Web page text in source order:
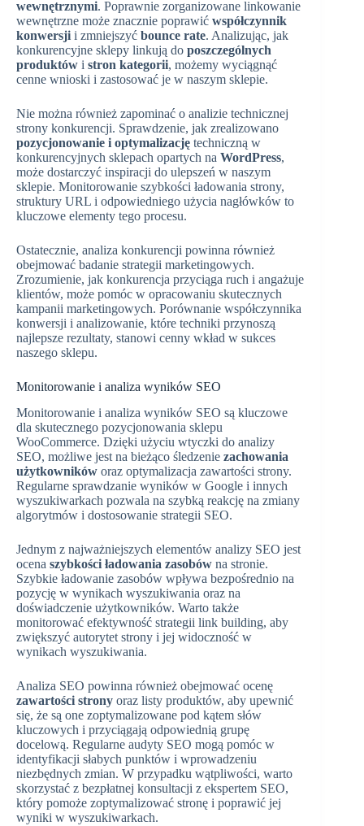
wewnętrznymi. Poprawnie zorganizowane linkowanie
wewnętrzne może znacznie poprawić współczynnik
konwersji i zmniejszyć bounce rate. Analizując, jak
konkurencyjne sklepy linkują do poszczególnych
produktów i stron kategorii, możemy wyciągnąć
cenne wnioski i zastosować je w naszym sklepie.
Nie można również zapominać o analizie technicznej
strony konkurencji. Sprawdzenie, jak zrealizowano
pozycjonowanie i optymalizację techniczną w
konkurencyjnych sklepach opartych na WordPress,
może dostarczyć inspiracji do ulepszeń w naszym
sklepie. Monitorowanie szybkości ładowania strony,
struktury URL i odpowiedniego użycia nagłówków to
kluczowe elementy tego procesu.
Ostatecznie, analiza konkurencji powinna również
obejmować badanie strategii marketingowych.
Zrozumienie, jak konkurencja przyciąga ruch i angażuje
klientów, może pomóc w opracowaniu skutecznych
kampanii marketingowych. Porównanie współczynnika
konwersji i analizowanie, które techniki przynoszą
najlepsze rezultaty, stanowi cenny wkład w sukces
naszego sklepu.
Monitorowanie i analiza wyników SEO
Monitorowanie i analiza wyników SEO są kluczowe
dla skutecznego pozycjonowania sklepu
WooCommerce. Dzięki użyciu wtyczki do analizy
SEO, możliwe jest na bieżąco śledzenie zachowania
użytkowników oraz optymalizacja zawartości strony.
Regularne sprawdzanie wyników w Google i innych
wyszukiwarkach pozwala na szybką reakcję na zmiany
algorytmów i dostosowanie strategii SEO.
Jednym z najważniejszych elementów analizy SEO jest
ocena szybkości ładowania zasobów na stronie.
Szybkie ładowanie zasobów wpływa bezpośrednio na
pozycję w wynikach wyszukiwania oraz na
doświadczenie użytkowników. Warto także
monitorować efektywność strategii link building, aby
zwiększyć autorytet strony i jej widoczność w
wynikach wyszukiwania.
Analiza SEO powinna również obejmować ocenę
zawartości strony oraz listy produktów, aby upewnić
się, że są one zoptymalizowane pod kątem słów
kluczowych i przyciągają odpowiednią grupę
docelową. Regularne audyty SEO mogą pomóc w
identyfikacji słabych punktów i wprowadzeniu
niezbędnych zmian. W przypadku wątpliwości, warto
skorzystać z bezpłatnej konsultacji z ekspertem SEO,
który pomoże zoptymalizować stronę i poprawić jej
wyniki w wyszukiwarkach.